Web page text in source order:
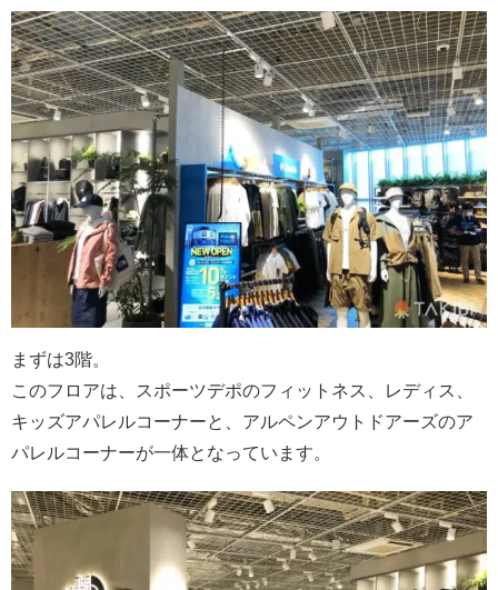
まずは3階。
このフロアは、スポーツデポのフィットネス、レディス、
キッズアパレルコーナーと、アルペンアウトドアーズのア
パレルコーナーが一体となっています。